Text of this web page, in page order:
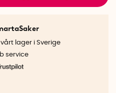
lager i Sverige
service